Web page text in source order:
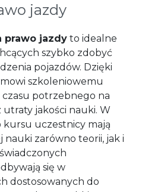
jazdy
prawo jazdy to idealne
szybko zdobyć
pojazdów. Dzięki
szkoleniowemu
potrzebnego na
jakości nauki. W
kursu uczestnicy mają
nauki zarówno teorii, jak i
się w
dostosowanych do